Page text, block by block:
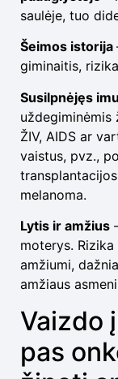
saulėje, tuo
Šeimos istorija
giminaitis,
Susilpnėjęs
uždegiminėmis
ŽIV, AIDS ar
vaistus, pvz.,
melanoma.
Lytis ir amžius
moterys.
amžiumi,
amžiaus
Vaizdo
pas